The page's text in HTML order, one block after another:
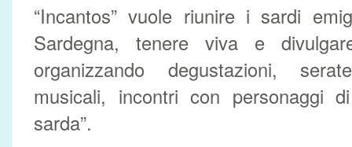
“Incantos” vuole riunire i sardi
Sardegna, tenere viva e
organizzando degustazioni,
musicali, incontri con personaggi
sarda”.